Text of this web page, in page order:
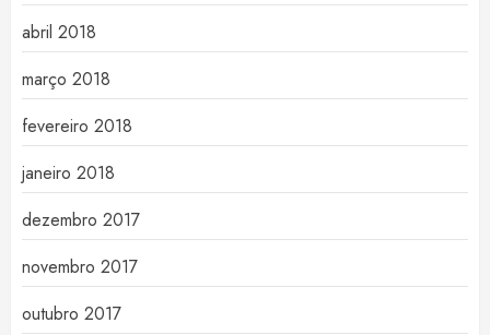
abril 2018
março 2018
fevereiro 2018
janeiro 2018
dezembro 2017
novembro 2017
outubro 2017